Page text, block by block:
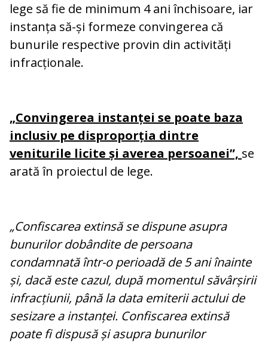
lege să fie de minimum 4 ani închisoare, iar
instanța să-și formeze convingerea că
bunurile respective provin din activități
infracționale.
„Convingerea instanței se poate baza
inclusiv pe disproporția dintre
veniturile licite și averea persoanei”, se
arată în proiectul de lege.
„Confiscarea extinsă se dispune asupra
bunurilor dobândite de persoana
condamnată într-o perioadă de 5 ani înainte
și, dacă este cazul, după momentul săvârșirii
infracțiunii, până la data emiterii actului de
sesizare a instanței. Confiscarea extinsă
poate fi dispusă și asupra bunurilor